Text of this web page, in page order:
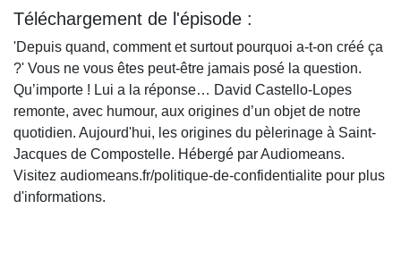
Téléchargement de l'épisode :
'Depuis quand, comment et surtout pourquoi a-t-on créé ça
?' Vous ne vous êtes peut-être jamais posé la question.
Qu’importe ! Lui a la réponse… David Castello-Lopes
remonte, avec humour, aux origines d’un objet de notre
quotidien. Aujourd'hui, les origines du pèlerinage à Saint-
Jacques de Compostelle. Hébergé par Audiomeans.
Visitez audiomeans.fr/politique-de-confidentialite pour plus
d'informations.